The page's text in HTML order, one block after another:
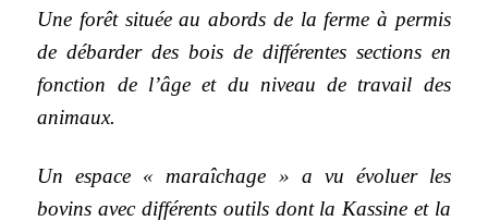
Une forêt située au abords de la ferme à permis
de débarder des bois de différentes sections en
fonction de l’âge et du niveau de travail des
animaux.
Un espace « maraîchage » a vu évoluer les
bovins avec différents outils dont la Kassine et la